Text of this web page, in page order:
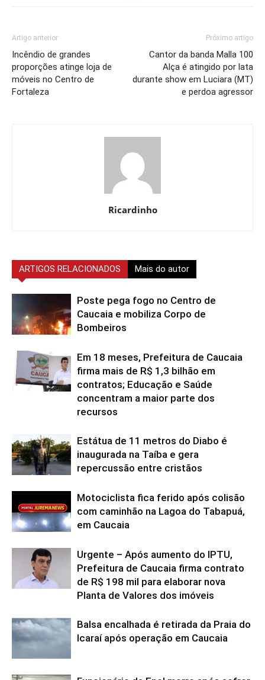
Artigo anterior
Incêndio de grandes
proporções atinge loja de
móveis no Centro de
Fortaleza
Próximo artigo
Cantor da banda Malla 100
Alça é atingido por lata
durante show em Luciara (MT)
e perdoa agressor
Ricardinho
ARTIGOS RELACIONADOS Mais do autor
Poste pega fogo no Centro de
Caucaia e mobiliza Corpo de
Bombeiros
Em 18 meses, Prefeitura de Caucaia
firma mais de R$ 1,3 bilhão em
contratos; Educação e Saúde
concentram a maior parte dos
recursos
Estátua de 11 metros do Diabo é
inaugurada na Taíba e gera
repercussão entre cristãos
Motociclista fica ferido após colisão
com caminhão na Lagoa do Tabapuá,
em Caucaia
Urgente – Após aumento do IPTU,
Prefeitura de Caucaia firma contrato
de R$ 198 mil para elaborar nova
Planta de Valores dos imóveis
Balsa encalhada é retirada da Praia do
Icaraí após operação em Caucaia